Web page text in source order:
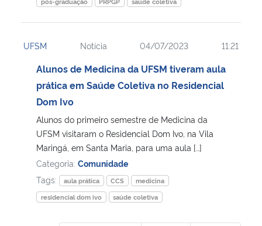
UFSM Notícia 04/07/2023 11:21
Alunos de Medicina da UFSM tiveram aula
prática em Saúde Coletiva no Residencial
Dom Ivo
Alunos do primeiro semestre de Medicina da
UFSM visitaram o Residencial Dom Ivo, na Vila
Maringá, em Santa Maria, para uma aula […]
Categoria: Comunidade
Tags:
aula prática CCS
medicina
residencial dom ivo
saúde coletiva